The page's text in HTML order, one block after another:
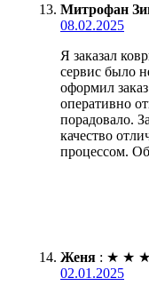
Митрофан
08.02.2025
Я заказал
сервис было
оформил
оперативно
порадовало.
качество
процессом.
Женя : ★ ★ ★
02.01.2025